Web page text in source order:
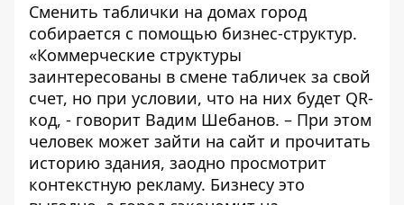
Сменить таблички на домах город
собирается с помощью бизнес-структур.
«Коммерческие структуры
заинтересованы в смене табличек за свой
счет, но при условии, что на них будет QR-
код, - говорит Вадим Шебанов. – При этом
человек может зайти на сайт и прочитать
историю здания, заодно просмотрит
контекстную рекламу. Бизнесу это